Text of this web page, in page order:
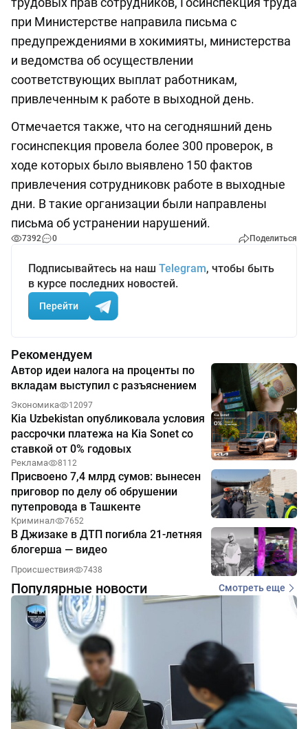
при Министерстве направила письма с
предупреждениями в хокимияты, министерства
и ведомства об осуществлении
соответствующих выплат работникам,
привлеченным к работе в выходной день.
Отмечается также, что на сегодняшний день
госинспекция провела более 300 проверок, в
ходе которых было выявлено 150 фактов
привлечения сотрудниковк работе в выходные
дни. В такие организации были направлены
письма об устранении нарушений.
7392 0 Поделиться
Подписывайтесь на наш Telegram, чтобы быть
в курсе последних новостей.
Перейти
Рекомендуем
Автор идеи налога на проценты по
вкладам выступил с разъяснением
Экономика 12097
Kia Uzbekistan опубликовала условия
рассрочки платежа на Kia Sonet со
ставкой от 0% годовых
Реклама 8112
Присвоено 7,4 млрд сумов: вынесен
приговор по делу об обрушении
путепровода в Ташкенте
Криминал 7652
В Джизаке в ДТП погибла 21-летняя
блогерша — видео
Происшествия 7438
Популярные новости Смотреть еще